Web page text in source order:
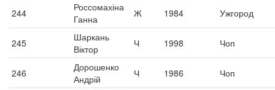
244
Россомахіна
Ганна
Ж 1984 Ужгород
245
Шаркань
Віктор
Ч 1998 Чоп
246
Дорошенко
Андрій
Ч 1986 Чоп